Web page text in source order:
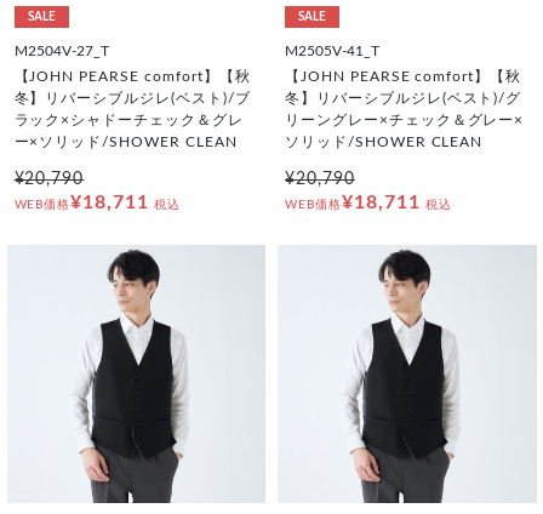
SALE
M2504V-27_T
【JOHN PEARSE comfort】【秋
冬】リバーシブルジレ(ベスト)/ブ
ラック×シャドーチェック＆グレ
ー×ソリッド/SHOWER CLEAN
¥20,790
WEB価格¥18,711 税込
SALE
M2505V-41_T
【JOHN PEARSE comfort】【秋
冬】リバーシブルジレ(ベスト)/グ
リーングレー×チェック＆グレー×
ソリッド/SHOWER CLEAN
¥20,790
WEB価格¥18,711 税込